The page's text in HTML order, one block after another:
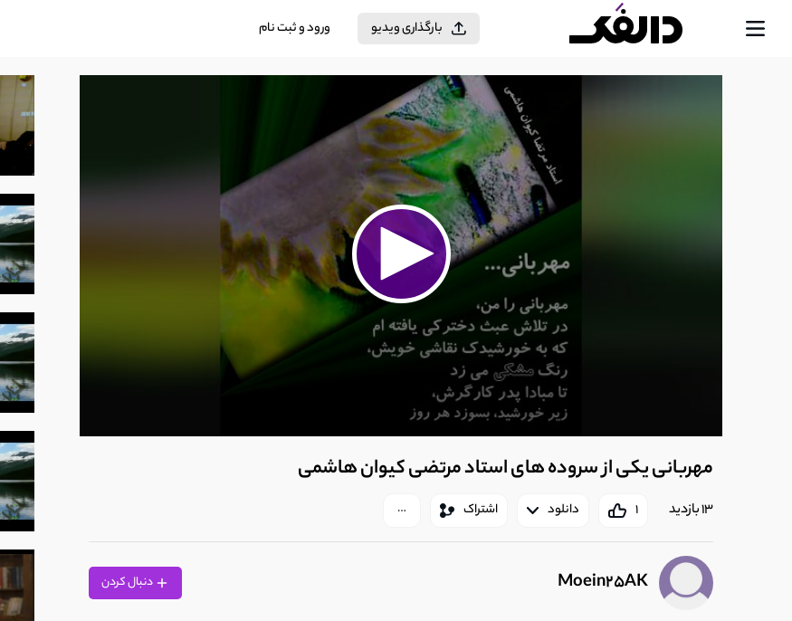
بارگذاری ویدیو ورود و ثبت نام
0
مهربانی یکی از سروده های استاد مرتضی کیوان هاشمی
1 دانلود اشتراک 13 بازدید
Moein25AK دنبال کردن